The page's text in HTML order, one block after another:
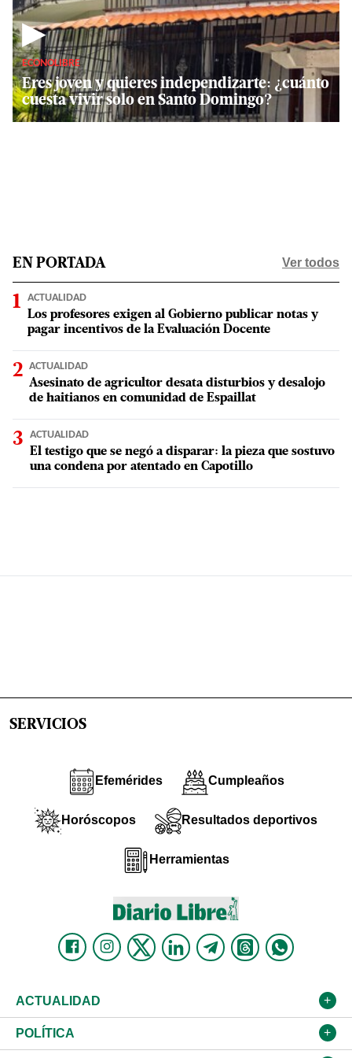
▶
ECONOLIBRE
Eres joven y quieres independizarte: ¿cuánto
cuesta vivir solo en Santo Domingo?
EN PORTADA Ver todos
ACTUALIDAD
Los profesores exigen al Gobierno publicar notas y
pagar incentivos de la Evaluación Docente
ACTUALIDAD
Asesinato de agricultor desata disturbios y desalojo
de haitianos en comunidad de Espaillat
ACTUALIDAD
El testigo que se negó a disparar: la pieza que sostuvo
una condena por atentado en Capotillo
SERVICIOS
Efemérides Cumpleaños
Horóscopos Resultados deportivos
Herramientas
ACTUALIDAD
Nacional
POLÍTICA